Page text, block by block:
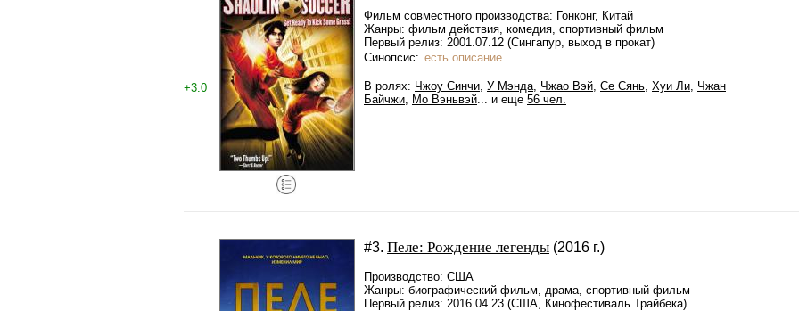
+3.0
Фильм совместного производства: Гонконг, Китай
Жанры: фильм действия, комедия, спортивный фильм
Первый релиз: 2001.07.12 (Сингапур, выход в прокат)
Синопсис: есть описание
В ролях: Чжоу Синчи, У Мэнда, Чжао Вэй, Се Сянь, Хуи Ли, Чжан
Байчжи, Мо Вэньвэй... и еще 56 чел.
#3. Пеле: Рождение легенды (2016 г.)
Производство: США
Жанры: биографический фильм, драма, спортивный фильм
Первый релиз: 2016.04.23 (США, Кинофестиваль Трайбека)